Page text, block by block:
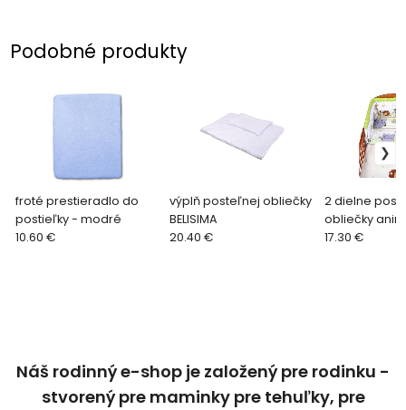
Podobné produkty
froté prestieradlo do
postieľky - modré
10.60 €
výplň posteľnej obliečky
BELISIMA
20.40 €
2 dielne
obliečky
17.30 €
Náš rodinný e-shop je založený pre rodinku -
stvorený pre maminky pre tehuľky, pre